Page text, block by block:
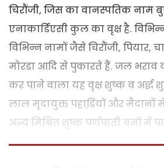
चिरौंजी, जिस का वानस्पतिक नाम
एनाकार्डिएसी कुल का वृक्ष है.
विभिन्न नामों जैसे चिरौंजी, पियार,
मोरडा आदि से पुकारते हैं. जल भराव
कर पाने वाला यह वृक्ष शुष्क व अर्द्ध
लाल मृदायुक्त पहाडि़यों और मैदानों
अन्य मिश्रित शुष्क पर्णपाती वनों में